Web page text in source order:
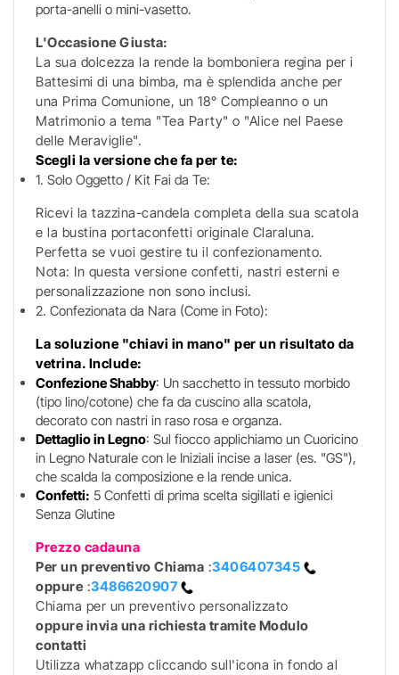
porta-anelli o mini-vasetto.
L'Occasione Giusta:
La sua dolcezza la rende la bomboniera regina per i
Battesimi di una bimba, ma è splendida anche per
una Prima Comunione, un 18° Compleanno o un
Matrimonio a tema "Tea Party" o "Alice nel Paese
delle Meraviglie".
Scegli la versione che fa per te:
1. Solo Oggetto / Kit Fai da Te:
Ricevi la tazzina-candela completa della sua scatola
e la bustina portaconfetti originale Claraluna.
Perfetta se vuoi gestire tu il confezionamento.
Nota: In questa versione confetti, nastri esterni e
personalizzazione non sono inclusi.
2. Confezionata da Nara (Come in Foto):
La soluzione "chiavi in mano" per un risultato da
vetrina. Include:
Confezione Shabby: Un sacchetto in tessuto morbido
(tipo lino/cotone) che fa da cuscino alla scatola,
decorato con nastri in raso rosa e organza.
Dettaglio in Legno: Sul fiocco applichiamo un Cuoricino
in Legno Naturale con le Iniziali incise a laser (es. "GS"),
che scalda la composizione e la rende unica.
Confetti: 5 Confetti di prima scelta sigillati e igienici
Senza Glutine
Prezzo cadauna
Per un preventivo Chiama :3406407345
oppure :3486620907
Chiama per un preventivo personalizzato
oppure invia una richiesta tramite Modulo
contatti
Utilizza whatzapp cliccando sull'icona in fondo al